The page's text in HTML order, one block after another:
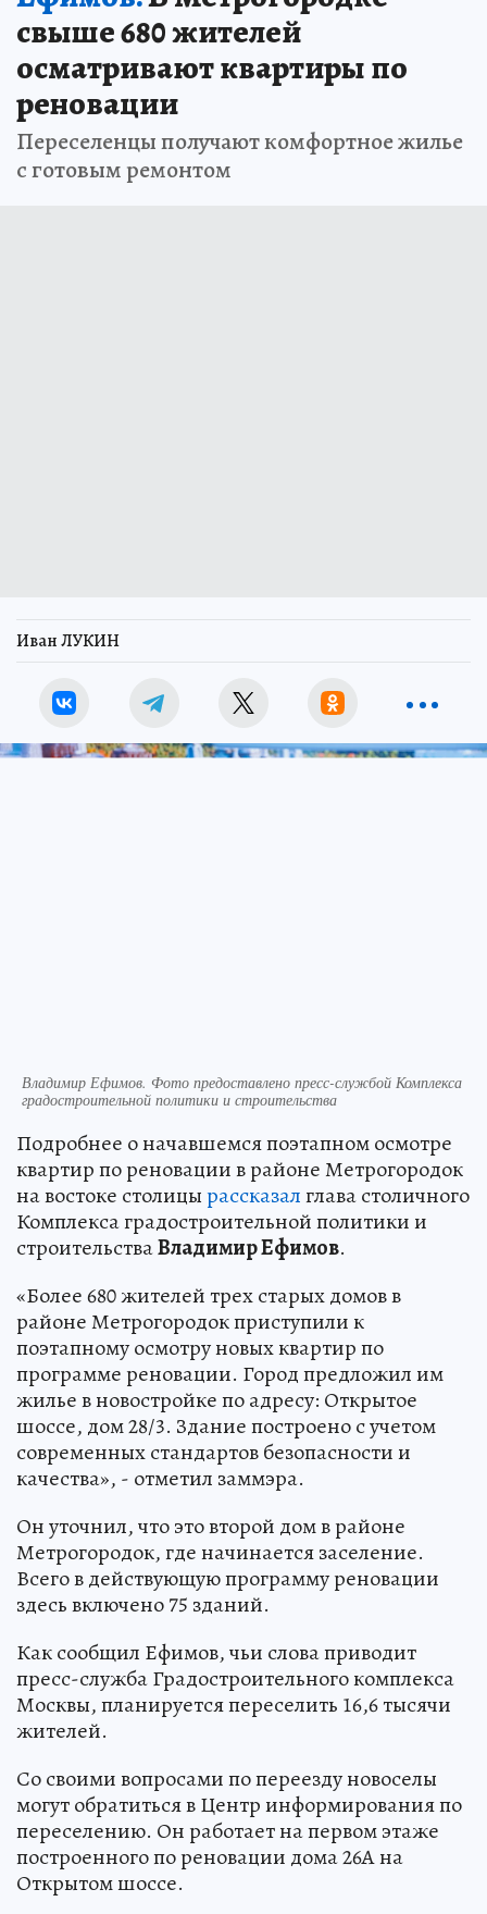
свыше 680 жителей
осматривают квартиры по
реновации
Переселенцы получают комфортное жилье
с готовым ремонтом
Иван ЛУКИН
Владимир Ефимов. Фото предоставлено пресс-службой Комплекса
градостроительной политики и строительства
Подробнее о начавшемся поэтапном осмотре
квартир по реновации в районе Метрогородок
на востоке столицырассказалглава столичного
Комплекса градостроительной политики и
строительстваВладимир Ефимов.
«Более 680 жителей трех старых домов в
районе Метрогородок приступили к
поэтапному осмотру новых квартир по
программе реновации. Город предложил им
жилье в новостройке по адресу: Открытое
шоссе, дом 28/3. Здание построено с учетом
современных стандартов безопасности и
качества», - отметил заммэра.
Он уточнил, что это второй дом в районе
Метрогородок, где начинается заселение.
Всего в действующую программу реновации
здесь включено 75 зданий.
Как сообщил Ефимов, чьи слова приводит
пресс-служба Градостроительного комплекса
Москвы, планируется переселить 16,6 тысячи
жителей.
Со своими вопросами по переезду новоселы
могут обратиться в Центр информирования по
переселению. Он работает на первом этаже
построенного по реновации дома 26А на
Открытом шоссе.